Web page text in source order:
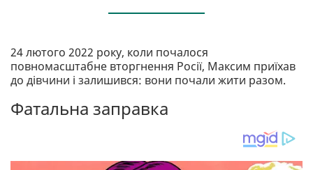
24 лютого 2022 року, коли почалося
повномасштабне вторгнення Росії, Максим приїхав
до дівчини і залишився: вони почали жити разом.
Фатальна заправка